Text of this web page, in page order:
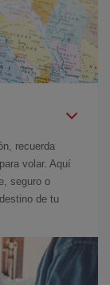
recuerda
volar. Aquí
seguro o
de tu